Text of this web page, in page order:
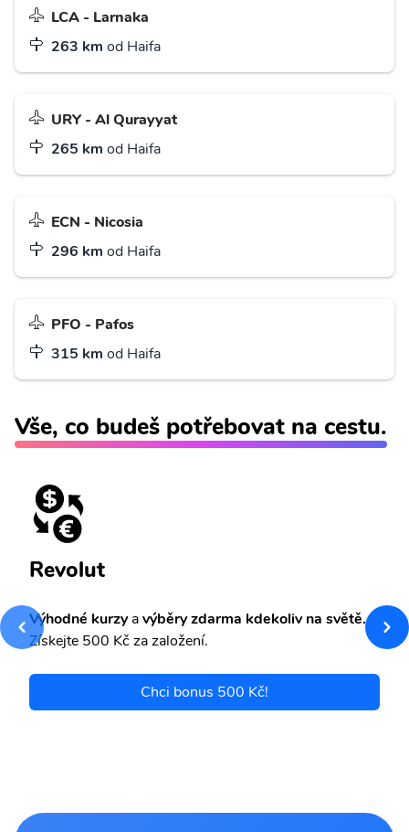
LCA - Larnaka
263 km od Haifa
URY - Al Qurayyat
265 km od Haifa
ECN - Nicosia
296 km od Haifa
PFO - Pafos
315 km od Haifa
Vše, co budeš potřebovat na cestu.
Revolut
Výhodné kurzyavýběry zdarma kdekoliv na světě.
Získejte 500 Kč za založení.
Chci bonus 500 Kč!